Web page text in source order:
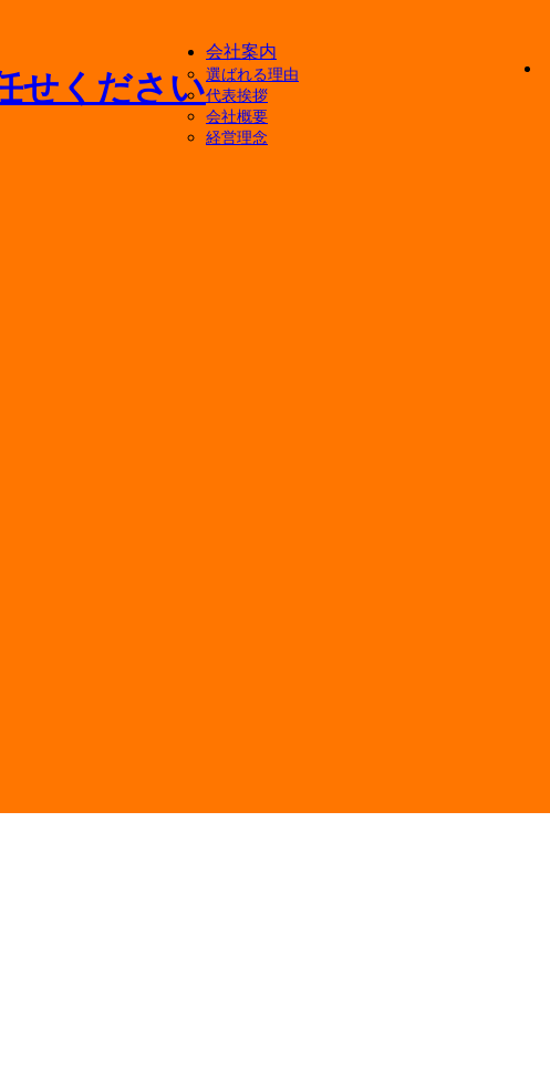
会社案内
選ばれる理由
代表挨拶
会社概要
経営理念